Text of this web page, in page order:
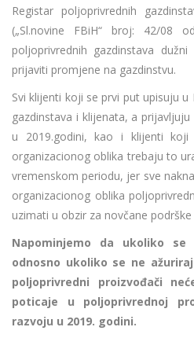
Registar poljoprivrednih
(„Sl.novine FBiH“ broj: 42/08
poljoprivrednih gazdinstava
prijaviti promjene na gazdinstvu.
Svi klijenti koji se prvi put upisuju u
gazdinstava i klijenata, a
u 2019.godini, kao i klijenti koji
organizacionog oblika trebaju to
vremenskom periodu, jer sve
organizacionog oblika
uzimati u obzir za novčane
Napominjemo da ukoliko se
odnosno ukoliko se ne
poljoprivredni proizvođači
poticaje u poljoprivrednoj
razvoju u 2019. godini.